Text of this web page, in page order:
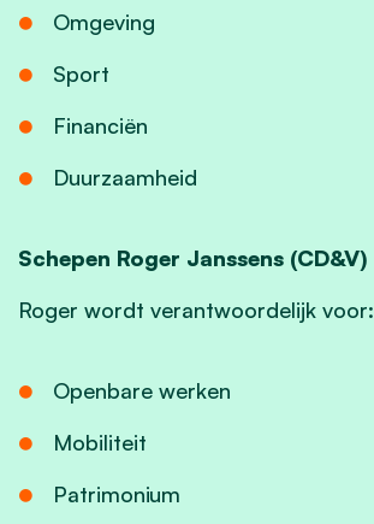
Omgeving
Sport
Financiën
Duurzaamheid
Schepen Roger Janssens (CD&V)
Roger wordt verantwoordelijk voor:
Openbare werken
Mobiliteit
Patrimonium